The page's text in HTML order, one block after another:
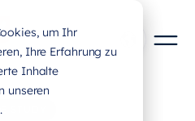
um Ihr
Ihre Erfahrung zu
Inhalte
unseren
STUDY